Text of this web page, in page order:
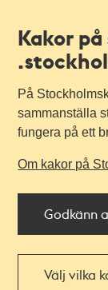
Kakor
På
sammanställa
fungera på ett
Om kakor på
Godkänn
Välj vilka